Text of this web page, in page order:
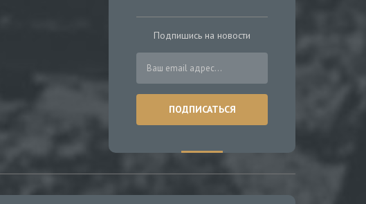
Подпишись на новости